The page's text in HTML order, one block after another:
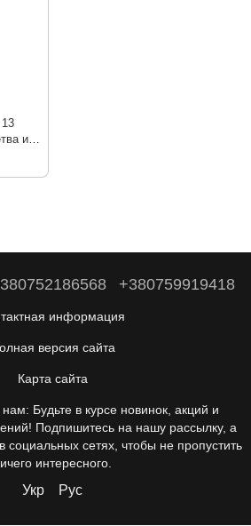
из
+380759919418
информация
версия сайта
Карта сайта
Будьте в курсе новинок, акций и
Подпишитесь на нашу рассылку, а
социальных сетях, чтобы не пропустить
интересного.
Укр Рус